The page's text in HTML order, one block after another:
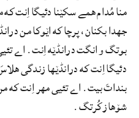
منا مُدام ھمے سکێنا دئیگا اِنت
جھدا بکنان، پرچا که اێوکا من
بوتگ و انگت درانڈێه اِنت. اے
دئیگا اِنت که درانڈێھا زندگی
بنداتَ بیت. اے تئیی مھر اِنت که
شۆھاز کُرتگ.